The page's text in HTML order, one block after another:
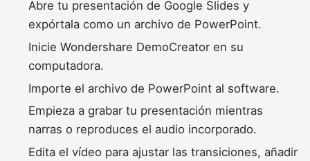
Abre tu presentación de Google Slides y
expórtala como un archivo de PowerPoint.
Inicie Wondershare DemoCreator en su
computadora.
Importe el archivo de PowerPoint al software.
Empieza a grabar tu presentación mientras
narras o reproduces el audio incorporado.
Edita el vídeo para ajustar las transiciones, añadir